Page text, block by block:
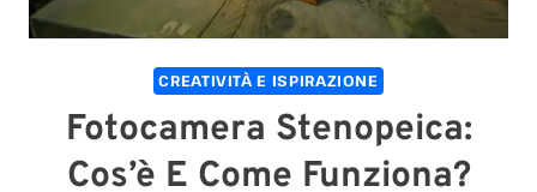
CREATIVITÀ E ISPIRAZIONE
Fotocamera Stenopeica:
Cos’è E Come Funziona?